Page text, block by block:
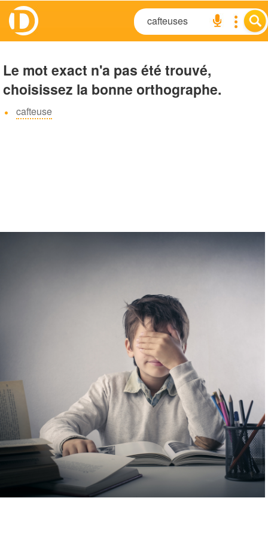
Le mot exact n'a pas été trouvé,
choisissez la bonne orthographe.
cafteuse